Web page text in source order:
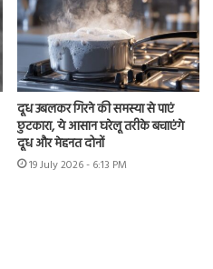
दूध उबलकर गिरने की समस्या से पाएं
छुटकारा, ये आसान घरेलू तरीके बचाएंगे
दूध और मेहनत दोनों
19 July 2026 - 6:13 PM